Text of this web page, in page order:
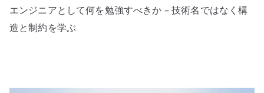
エンジニアとして何を勉強すべきか – 技術名ではなく構
造と制約を学ぶ